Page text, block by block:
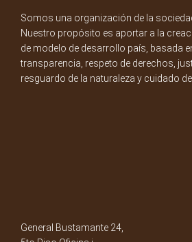
Somos una organización de la
Nuestro propósito es aportar a la
de modelo de desarrollo país, basada
transparencia, respeto de derechos,
resguardo de la naturaleza y cuidado
General Bustamante 24,